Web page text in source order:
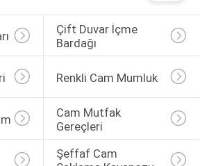
Çift Duvar İçme
Bardağı
Renkli Cam Mumluk
Cam Mutfak
Gereçleri
Şeffaf Cam